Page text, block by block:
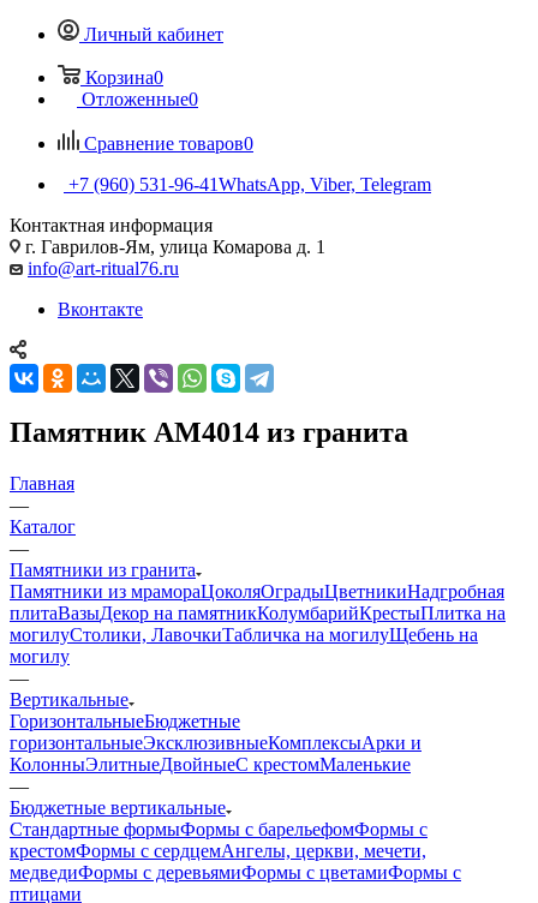
Личный кабинет
Корзина0
Отложенные0
Сравнение товаров0
+7 (960) 531-96-41WhatsApp, Viber, Telegram
Контактная информация
г. Гаврилов-Ям, улица Комарова д. 1
info@art-ritual76.ru
Вконтакте
Памятник AM4014 из гранита
Главная
—
Каталог
—
Памятники из гранита
Памятники из мрамораЦоколяОградыЦветникиНадгробная
плитаВазыДекор на памятникКолумбарийКрестыПлитка на
могилуСтолики, ЛавочкиТабличка на могилуЩебень на
могилу
—
Вертикальные
ГоризонтальныеБюджетные
горизонтальныеЭксклюзивныеКомплексыАрки и
КолонныЭлитныеДвойныеС крестомМаленькие
—
Бюджетные вертикальные
Стандартные формыФормы с барельефомФормы с
крестомФормы с сердцемАнгелы, церкви, мечети,
медведиФормы с деревьямиФормы с цветамиФормы с
птицами